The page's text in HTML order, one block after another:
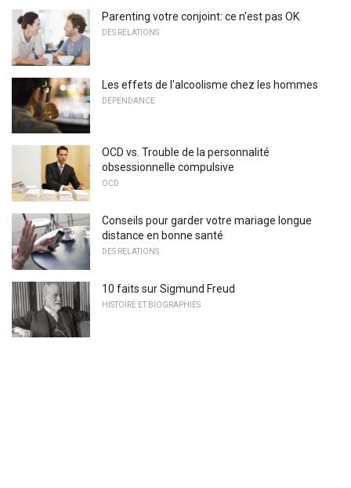
Parenting votre conjoint: ce n'est pas OK
DES RELATIONS
Les effets de l'alcoolisme chez les hommes
DÉPENDANCE
OCD vs. Trouble de la personnalité
obsessionnelle compulsive
OCD
Conseils pour garder votre mariage longue
distance en bonne santé
DES RELATIONS
10 faits sur Sigmund Freud
HISTOIRE ET BIOGRAPHIES